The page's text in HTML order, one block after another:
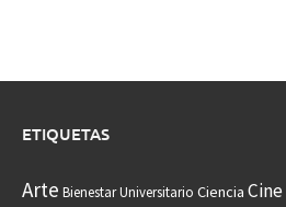
ETIQUETAS
Arte Bienestar Universitario Ciencia Cine